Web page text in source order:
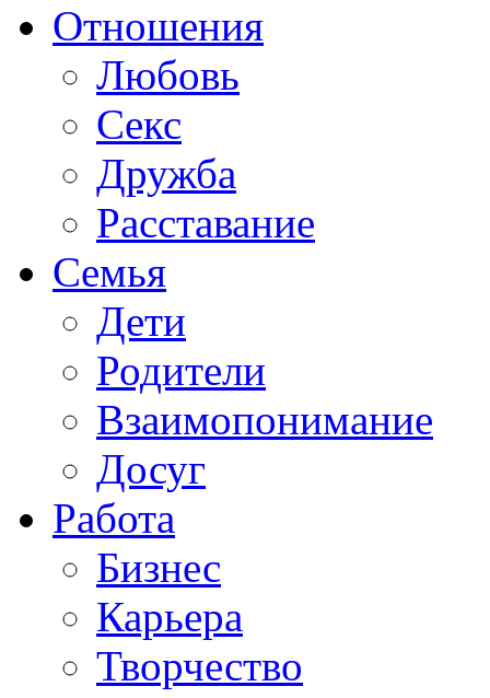
Отношения
Любовь
Секс
Дружба
Расставание
Семья
Дети
Родители
Взаимопонимание
Досуг
Работа
Бизнес
Карьера
Творчество